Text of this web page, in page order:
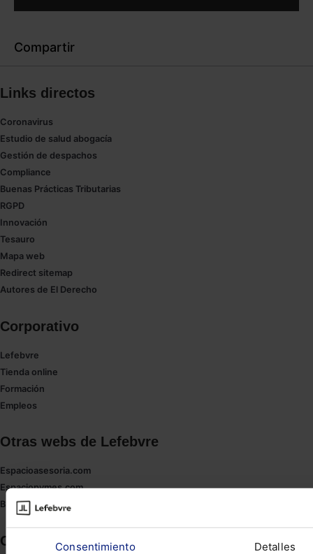
Consentimiento Detalles
Compartir
Links directos
Coronavirus
Estudio de salud abogacía
Gestión de despachos
Compliance
Buenas Prácticas Tributarias
RGPD
Innovación
Tesauro
Mapa web
Redirect sitemap
Autores de El Derecho
Corporativo
Lefebvre
Tienda online
Formación
Empleos
Otras webs de Lefebvre
Espacioasesoria.com
Espaciopymes.com
Blog de Actualidad
Contacto